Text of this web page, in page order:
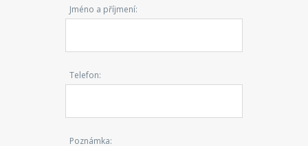
Jméno a příjmení:
Telefon:
Poznámka: